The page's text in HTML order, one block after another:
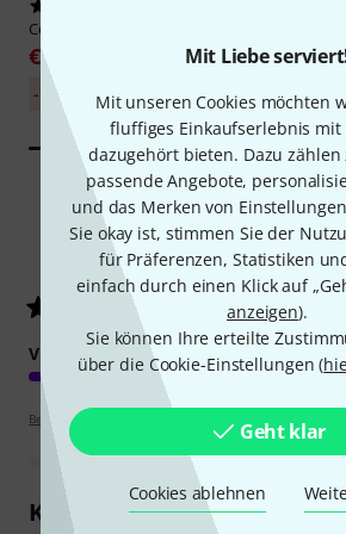
Mit Liebe
Mit unseren Cookies möchten
fluffiges Einkaufserlebnis mit
dazugehört bieten. Dazu zählen
passende Angebote,
und das Merken von
Sie okay ist, stimmen Sie der
für Präferenzen, Statistiken
einfach durch einen Klick auf
anzeigen).
Sie können Ihre erteilte
über die Cookie-Einstellungen (
Geht klar
Cookies ablehnen
Cordial
€ 8,30
€ 8,90
-7%
€ 9,30
2054
/ 5
VERARBEITUNG
Bewertungsrichtlinien
Kundenrezensionen im